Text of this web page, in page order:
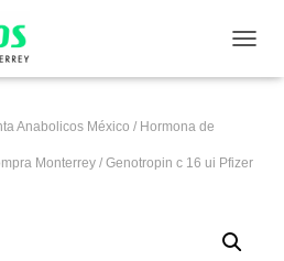
Anabolicos México / Hormona de
Monterrey / Genotropin c 16 ui Pfizer